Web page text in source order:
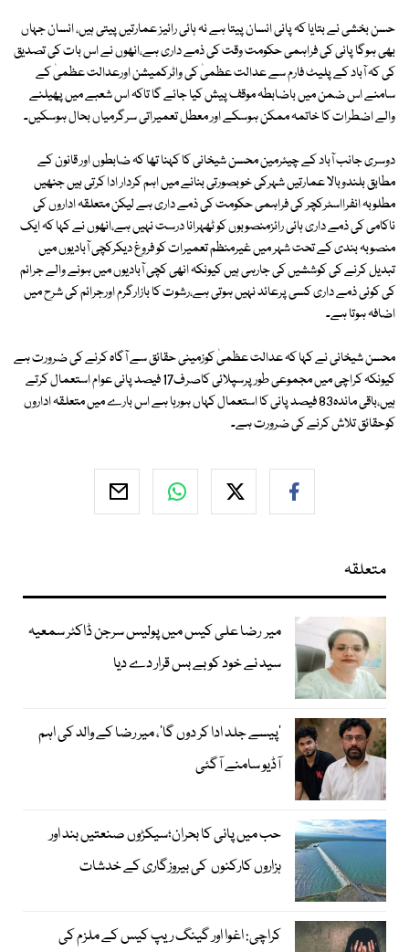
حسن بخشی نے بتایا کہ پانی انسان پیتا ہے نہ ہائی رائیز عمارتیں پیتی ہیں، انسان جہاں
بھی ہوگا پانی کی فراہمی حکومت وقت کی ذمے داری ہے،انھوں نے اس بات کی تصدیق
کی کہ آباد کے پلیٹ فارم سے عدالت عظمیٰ کی واٹرکمیشن اورعدالت عظمیٰ کے
سامنے اس ضمن میں باضابطہ موقف پیش کیا جائے گا تاکہ اس شعبے میں پھیلنے
والے اضطرات کا خاتمہ ممکن ہوسکے اور معطل تعمیراتی سرگرمیاں بحال ہوسکیں۔
دوسری جانب آباد کے چیئرمین محسن شیخانی کا کہنا تھا کہ ضابطوں اور قانون کے
مطابق بلندوبالا عمارتیں شہرکی خوبصورتی بنانے میں اہم کردار ادا کرتی ہیں جنھیں
مطلوبہ انفرااسٹرکچر کی فراہمی حکومت کی ذمے داری ہے لیکن متعلقہ اداروں کی
ناکامی کی ذمے داری ہائی رائزمنصوبوں کو ٹھہرانا درست نہیں ہے،انھوں نے کہا کہ ایک
منصوبہ بندی کے تحت شہر میں غیرمنظم تعمیرات کو فروغ دیکرکچی آبادیوں میں
تبدیل کرنے کی کوششیں کی جارہی ہیں کیونکہ انھی کچی آبادیوں میں ہونے والے جرائم
کی کوئی ذمے داری کسی پرعائد نہیں ہوتی ہے،رشوت کا بازارگرم اورجرائم کی شرح میں
اضافہ ہوتا ہے۔
محسن شیخانی نے کہا کہ عدالت عظمیٰ کوزمینی حقائق سے آگاہ کرنے کی ضرورت ہے
کیونکہ کراچی میں مجموعی طورپرسپلائی کاصرف17 فیصد پانی عوام استعمال کرتے
ہیں،باقی ماندہ83 فیصد پانی کا استعمال کہاں ہورہا ہے اس بارے میں متعلقہ اداروں
کوحقائق تلاش کرنے کی ضرورت ہے۔
متعلقہ
میر رضا علی کیس میں پولیس سرجن ڈاکٹر سمعیہ
سید نے خود کو بے بس قرار دے دیا
’پیسے جلد ادا کر دوں گا‘، میر رضا کے والد کی اہم
آڈیو سامنے آگئی
حب میں پانی کا بحران؛سیکڑوں صنعتیں بند اور
ہزاروں کارکنوں کی بیروزگاری کے خدشات
کراچی: اغوا اور گینگ ریپ کیس کے ملزم کی